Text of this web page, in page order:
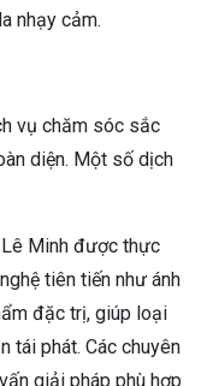
nhạy cảm.
vụ chăm sóc sắc
diện. Một số dịch
Minh được thực
tiên tiến như ánh
đặc trị, giúp loại
tái phát. Các chuyên
giải pháp phù hợp